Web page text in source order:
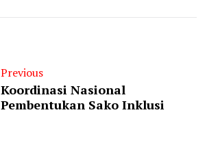
Previous
Koordinasi Nasional
Pembentukan Sako Inklusi